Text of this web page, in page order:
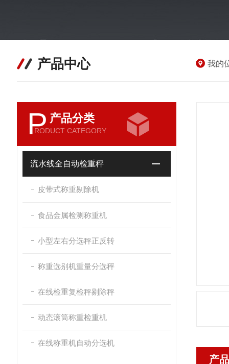
产品中心 我的
P 产品分类
RODUCT CATEGORY
流水线全自动检重秤
皮带式称重剔除机
食品金属检测称重机
小型左右分选秤正反转
称重选别机重量分选秤
在线检重复检秤剔除秤
动态滚筒称重检重机
在线称重机自动分选机
产